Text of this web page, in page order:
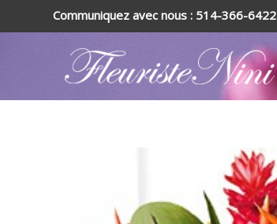
Communiquez avec nous : 514-366-6422